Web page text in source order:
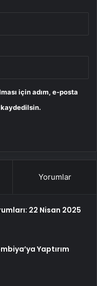
için adım, e-posta
kaydedilsin.
Yorumlar
22 Nisan 2025
Yaptırım